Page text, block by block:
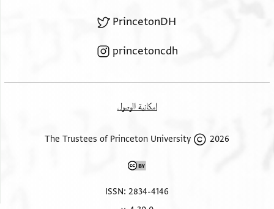
PrincetonDH
princetoncdh
إمكانية الوصول
2026 The Trustees of Princeton University
ISSN: 2834-4146